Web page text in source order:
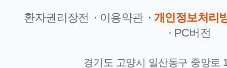
언
환자권리장전 이용약관
개인정보처리
PC버전
경기도 고양시 일산동구 중앙로